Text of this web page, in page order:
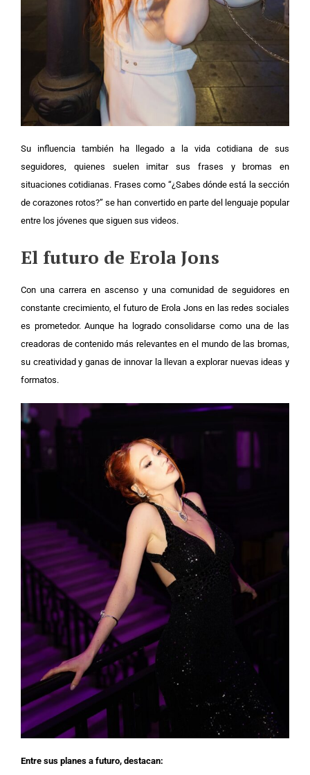
Su influencia también ha llegado a la vida cotidiana de sus
seguidores, quienes suelen imitar sus frases y bromas en
situaciones cotidianas. Frases como “¿Sabes dónde está la sección
de corazones rotos?” se han convertido en parte del lenguaje popular
entre los jóvenes que siguen sus videos.
El futuro de Erola Jons
Con una carrera en ascenso y una comunidad de seguidores en
constante crecimiento, el futuro de Erola Jons en las redes sociales
es prometedor. Aunque ha logrado consolidarse como una de las
creadoras de contenido más relevantes en el mundo de las bromas,
su creatividad y ganas de innovar la llevan a explorar nuevas ideas y
formatos.
Entre sus planes a futuro, destacan: